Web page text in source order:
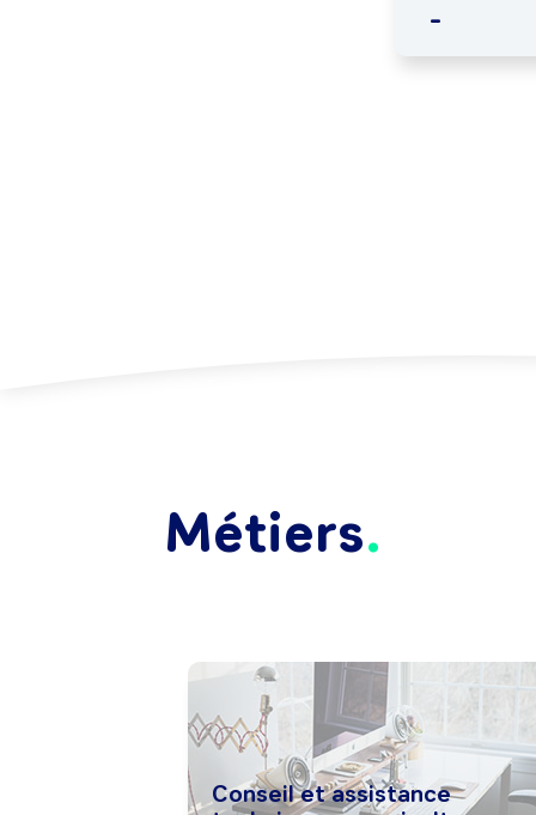
-
Métiers
Conseil et assistance